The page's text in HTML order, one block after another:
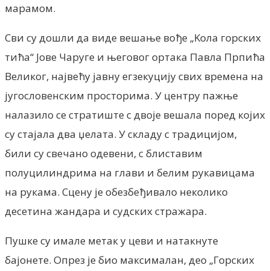
марамом.
Сви су дошли да виде вешање вође „Kола горских
тића“ Јове Чаруге и његовог ортака Павла Прпића
Великог, највећу јавну егзекуцију свих времена на
југословенским просторима. У центру пажње
налазило се стратиште с двоје вешала поред којих
су стајала два џелата. У складу с традицијом,
били су свечано одевени, с блиставим
полуцилиндрима на глави и белим рукавицама
на рукама. Сцену је обезбеђивало неколико
десетина жандара и судских стражара.
Пушке су имале метак у цеви и натакнуте
бајонете. Опрез је био максималан, део „Горских